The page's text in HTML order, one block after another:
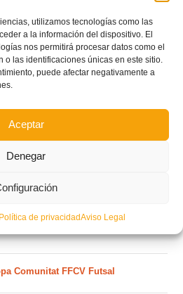
utilizamos tecnologías como las
a la información del dispositivo. El
nos permitirá procesar datos como el
o las identificaciones únicas en este sitio.
puede afectar negativamente a
Aceptar
Denegar
de privacidadAviso Legal
de la Comunitat Valenciana
la temporada 2026/2027
Comunitat FFCV Futsal